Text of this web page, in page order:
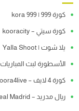
كورة 999 | kora 999
كورة سيتي – kooracity
يلا شوت | Yalla Shoot
الأسطورة لبث المباريات livehd7
كورة 4 لايف – koora4live
ريال مدريد – Real Madrid